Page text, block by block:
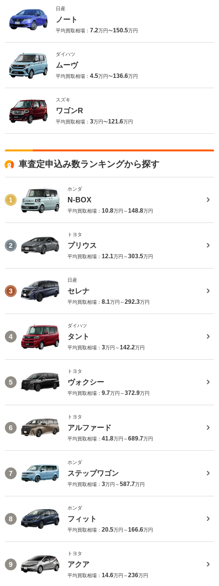
日産
ノート
平均買取相場： 7.2万円〜150.5万円
ダイハツ
ムーヴ
平均買取相場： 4.5万円〜136.6万円
スズキ
ワゴンR
平均買取相場： 3万円〜121.6万円
車査定申込み数ランキングから探す
1
ホンダ
N-BOX
平均買取相場： 10.8万円～148.8万円
2
トヨタ
プリウス
平均買取相場： 12.1万円～303.5万円
3
日産
セレナ
平均買取相場： 8.1万円～292.3万円
4
ダイハツ
タント
平均買取相場： 3万円～142.2万円
5
トヨタ
ヴォクシー
平均買取相場： 9.7万円～372.9万円
6
トヨタ
アルファード
平均買取相場： 41.8万円～689.7万円
7
ホンダ
ステップワゴン
平均買取相場： 3万円～587.7万円
8
ホンダ
フィット
平均買取相場： 20.5万円～166.6万円
9
トヨタ
アクア
平均買取相場： 14.6万円～236万円